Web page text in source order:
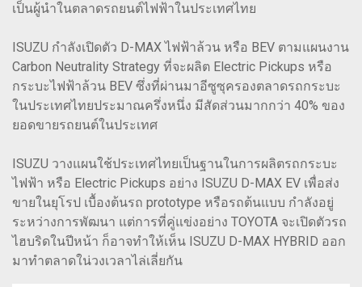
เป็นผู้นำในตลาดรถยนต์ไฟฟ้าในประเทศไทย
ISUZU กำลังเปิดตัว D-MAX ไฟฟ้าล้วน หรือ BEV ตามแผนงาน
Carbon Neutrality Strategy ที่จะผลิต Electric Pickups หรือ
กระบะไฟฟ้าล้วน BEV ซึ่งที่ผ่านมาอีซูซุครองตลาดรถกระบะ
ในประเทศไทยประมาณครึ่งหนึ่ง มีสัดส่วนมากกว่า 40% ของ
ยอดขายรถยนต์ในประเทศ
ISUZU วางแผนใช้ประเทศไทยเป็นฐานในการผลิตรถกระบะ
ไฟฟ้า หรือ Electric Pickups อย่าง ISUZU D-MAX EV เพื่อส่ง
ขายในยุโรป เบื้องต้นรถ prototype หรือรถต้นแบบ กำลังอยู่
ระหว่างการพัฒนา แต่การที่คู่แข่งอย่าง TOYOTA จะเปิดตัวรถ
ไฮบริดในปีหน้า ก็อาจทำให้เห็น ISUZU D-MAX HYBRID ออก
มาทำตลาดใน่วงเวลาไล่เลี่ยกัน